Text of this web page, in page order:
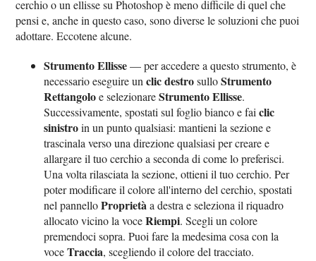
cerchio o un ellisse su Photoshop è meno difficile di quel che
pensi e, anche in questo caso, sono diverse le soluzioni che puoi
adottare. Eccotene alcune.
Strumento Ellisse— per accedere a questo strumento, è
necessario eseguire unclic destrosulloStrumento
Rettangoloe selezionareStrumento Ellisse.
Successivamente, spostati sul foglio bianco e faiclic
sinistroin un punto qualsiasi: mantieni la sezione e
trascinala verso una direzione qualsiasi per creare e
allargare il tuo cerchio a seconda di come lo preferisci.
Una volta rilasciata la sezione, ottieni il tuo cerchio. Per
poter modificare il colore all'interno del cerchio, spostati
nel pannelloProprietàa destra e seleziona il riquadro
allocato vicino la voceRiempi. Scegli un colore
premendoci sopra. Puoi fare la medesima cosa con la
voceTraccia, scegliendo il colore del tracciato.